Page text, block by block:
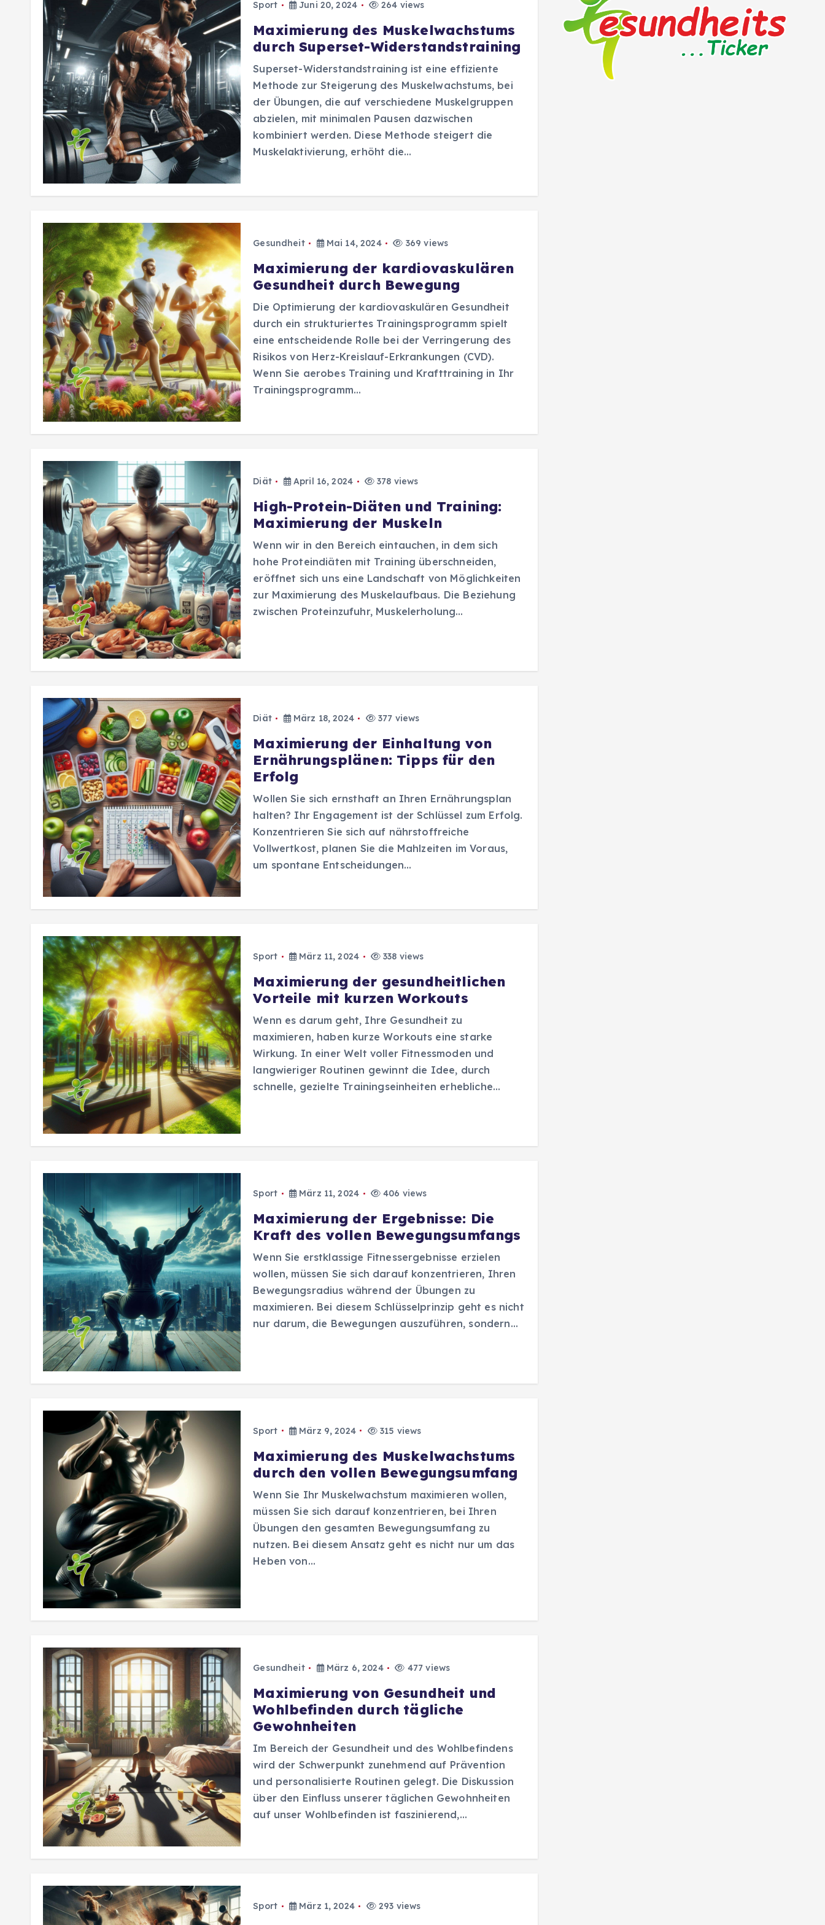
Sport Juni 20, 2024 264 views
Maximierung des Muskelwachstums
durch Superset-Widerstandstraining
Superset-Widerstandstraining ist eine effiziente
Methode zur Steigerung des Muskelwachstums, bei
der Übungen, die auf verschiedene Muskelgruppen
abzielen, mit minimalen Pausen dazwischen
kombiniert werden. Diese Methode steigert die
Muskelaktivierung, erhöht die…
Gesundheit Mai 14, 2024 369 views
Maximierung der kardiovaskulären
Gesundheit durch Bewegung
Die Optimierung der kardiovaskulären Gesundheit
durch ein strukturiertes Trainingsprogramm spielt
eine entscheidende Rolle bei der Verringerung des
Risikos von Herz-Kreislauf-Erkrankungen (CVD).
Wenn Sie aerobes Training und Krafttraining in Ihr
Trainingsprogramm…
Diät April 16, 2024 378 views
High-Protein-Diäten und Training:
Maximierung der Muskeln
Wenn wir in den Bereich eintauchen, in dem sich
hohe Proteindiäten mit Training überschneiden,
eröffnet sich uns eine Landschaft von Möglichkeiten
zur Maximierung des Muskelaufbaus. Die Beziehung
zwischen Proteinzufuhr, Muskelerholung…
Diät März 18, 2024 377 views
Maximierung der Einhaltung von
Ernährungsplänen: Tipps für den
Erfolg
Wollen Sie sich ernsthaft an Ihren Ernährungsplan
halten? Ihr Engagement ist der Schlüssel zum Erfolg.
Konzentrieren Sie sich auf nährstoffreiche
Vollwertkost, planen Sie die Mahlzeiten im Voraus,
um spontane Entscheidungen…
Sport März 11, 2024 338 views
Maximierung der gesundheitlichen
Vorteile mit kurzen Workouts
Wenn es darum geht, Ihre Gesundheit zu
maximieren, haben kurze Workouts eine starke
Wirkung. In einer Welt voller Fitnessmoden und
langwieriger Routinen gewinnt die Idee, durch
schnelle, gezielte Trainingseinheiten erhebliche…
Sport März 11, 2024 406 views
Maximierung der Ergebnisse: Die
Kraft des vollen Bewegungsumfangs
Wenn Sie erstklassige Fitnessergebnisse erzielen
wollen, müssen Sie sich darauf konzentrieren, Ihren
Bewegungsradius während der Übungen zu
maximieren. Bei diesem Schlüsselprinzip geht es nicht
nur darum, die Bewegungen auszuführen, sondern…
Sport März 9, 2024 315 views
Maximierung des Muskelwachstums
durch den vollen Bewegungsumfang
Wenn Sie Ihr Muskelwachstum maximieren wollen,
müssen Sie sich darauf konzentrieren, bei Ihren
Übungen den gesamten Bewegungsumfang zu
nutzen. Bei diesem Ansatz geht es nicht nur um das
Heben von…
Gesundheit März 6, 2024 477 views
Maximierung von Gesundheit und
Wohlbefinden durch tägliche
Gewohnheiten
Im Bereich der Gesundheit und des Wohlbefindens
wird der Schwerpunkt zunehmend auf Prävention
und personalisierte Routinen gelegt. Die Diskussion
über den Einfluss unserer täglichen Gewohnheiten
auf unser Wohlbefinden ist faszinierend,…
Sport März 1, 2024 293 views